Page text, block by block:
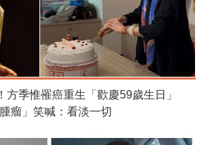
方季惟罹癌重生「歡慶59歲生日」
瘤」笑喊：看淡一切